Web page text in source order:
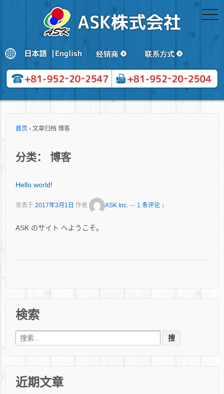
首页 › 文章归档 博客
分类： 博客
Hello world!
发表于 2017年3月1日 作者 ASK Inc. — 1 条评论 ↓
ASK のサイト へようこそ。
検索
Search for:
近期文章